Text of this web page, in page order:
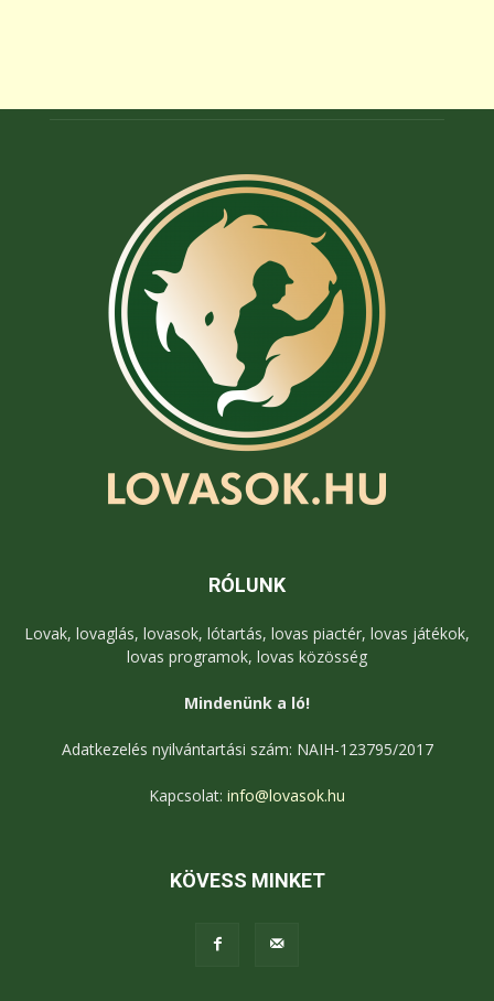
RÓLUNK
Lovak, lovaglás, lovasok, lótartás, lovas piactér, lovas játékok,
lovas programok, lovas közösség
Mindenünk a ló!
Adatkezelés nyilvántartási szám: NAIH-123795/2017
Kapcsolat: info@lovasok.hu
KÖVESS MINKET